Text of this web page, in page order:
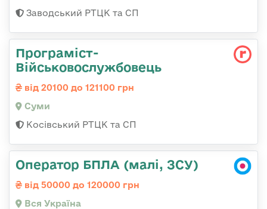
Заводський РТЦК та СП
Програміст-
Військовослужбовець
від 20100 до 121100 грн
Суми
Косівський РТЦК та СП
Оператор БПЛА (малі, ЗСУ)
від 50000 до 120000 грн
Вся Україна